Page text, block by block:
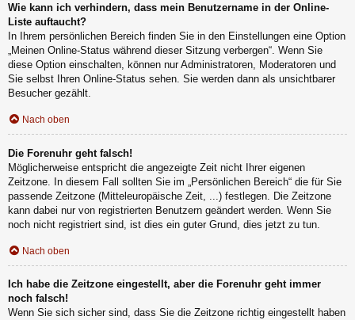
Wie kann ich verhindern, dass mein Benutzername in der Online-
Liste auftaucht?
In Ihrem persönlichen Bereich finden Sie in den Einstellungen eine Option
„Meinen Online-Status während dieser Sitzung verbergen“. Wenn Sie
diese Option einschalten, können nur Administratoren, Moderatoren und
Sie selbst Ihren Online-Status sehen. Sie werden dann als unsichtbarer
Besucher gezählt.
Nach oben
Die Forenuhr geht falsch!
Möglicherweise entspricht die angezeigte Zeit nicht Ihrer eigenen
Zeitzone. In diesem Fall sollten Sie im „Persönlichen Bereich“ die für Sie
passende Zeitzone (Mitteleuropäische Zeit, ...) festlegen. Die Zeitzone
kann dabei nur von registrierten Benutzern geändert werden. Wenn Sie
noch nicht registriert sind, ist dies ein guter Grund, dies jetzt zu tun.
Nach oben
Ich habe die Zeitzone eingestellt, aber die Forenuhr geht immer
noch falsch!
Wenn Sie sich sicher sind, dass Sie die Zeitzone richtig eingestellt haben